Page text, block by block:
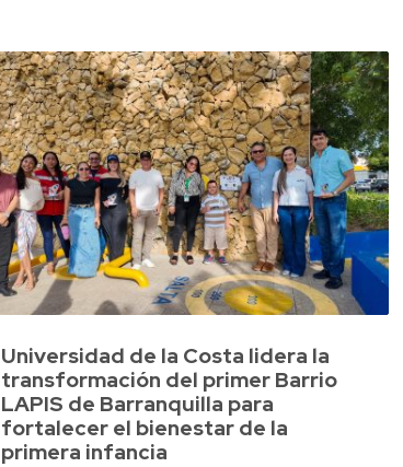
Universidad de la Costa lidera la
transformación del primer Barrio
LAPIS de Barranquilla para
fortalecer el bienestar de la
primera infancia